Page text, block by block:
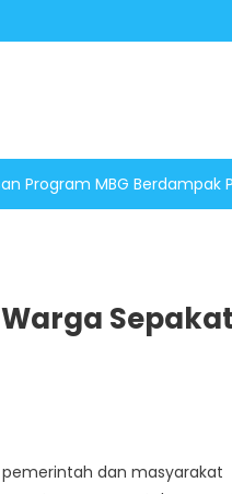
Program MBG
Sepakat
dan masyarakat